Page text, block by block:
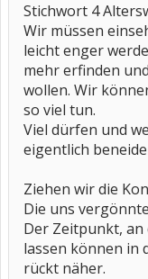
Stichwort 4
Wir müssen
leicht enger
mehr erfinden
wollen. Wir
so viel tun.
Viel dürfen und
eigentlich
Ziehen wir die
Die uns
Der Zeitpunkt,
lassen können in
rückt näher.